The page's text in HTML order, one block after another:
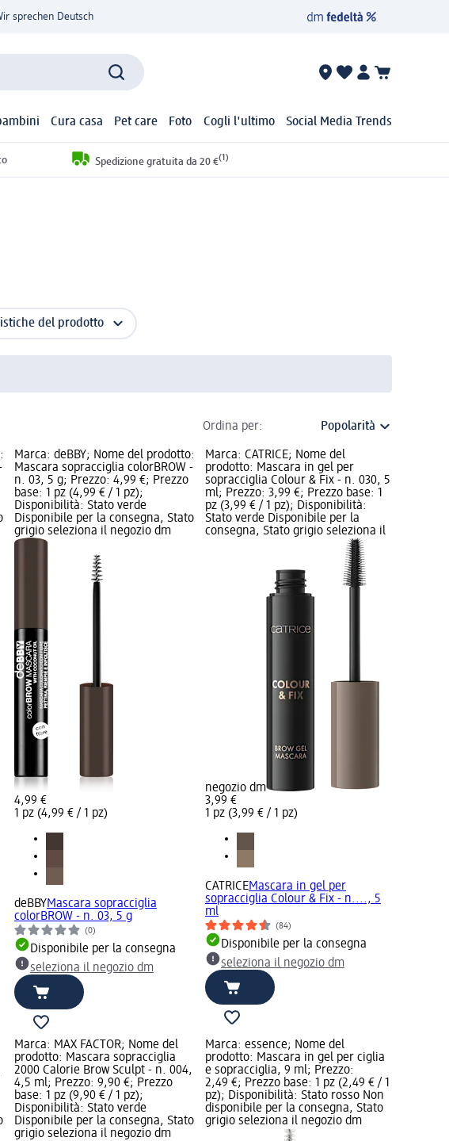
sprechen Deutsch
Cura casa Pet care Foto Cogli l'ultimo Social Media Trends
Spedizione gratuita da 20 €(1)
del prodotto
Ordina per:
Marca: deBBY; Nome del prodotto:
Mascara sopracciglia colorBROW -
n. 03, 5 g; Prezzo: 4,99 €; Prezzo
base: 1 pz (4,99 € / 1 pz);
Disponibilità: Stato verde
Disponibile per la consegna, Stato
grigio seleziona il negozio dm
4,99 €
1 pz (4,99 € / 1 pz)
deBBYMascara sopracciglia
colorBROW - n. 03, 5 g
(0)
Disponibile per la consegna
seleziona il negozio dm
Marca: CATRICE; Nome del
prodotto: Mascara in gel per
sopracciglia Colour & Fix - n. 030, 5
ml; Prezzo: 3,99 €; Prezzo base: 1
pz (3,99 € / 1 pz); Disponibilità:
Stato verde Disponibile per la
consegna, Stato grigio seleziona il
negozio dm
3,99 €
1 pz (3,99 € / 1 pz)
CATRICEMascara in gel per
sopracciglia Colour & Fix - n...., 5
ml
(84)
Disponibile per la consegna
seleziona il negozio dm
Marca: MAX FACTOR; Nome del
prodotto: Mascara sopracciglia
2000 Calorie Brow Sculpt - n. 004,
4,5 ml; Prezzo: 9,90 €; Prezzo
base: 1 pz (9,90 € / 1 pz);
Disponibilità: Stato verde
Disponibile per la consegna, Stato
grigio seleziona il negozio dm
Marca: essence; Nome del
prodotto: Mascara in gel per ciglia
e sopracciglia, 9 ml; Prezzo:
2,49 €; Prezzo base: 1 pz (2,49 € / 1
pz); Disponibilità: Stato rosso Non
disponibile per la consegna, Stato
grigio seleziona il negozio dm